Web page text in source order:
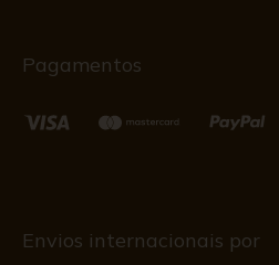
Pagamentos
Envios internacionais por